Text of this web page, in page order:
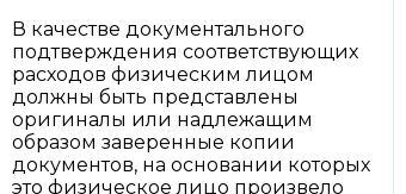
В качестве документального
подтверждения соответствующих
расходов физическим лицом
должны быть представлены
оригиналы или надлежащим
образом заверенные копии
документов, на основании которых
это физическое лицо произвело